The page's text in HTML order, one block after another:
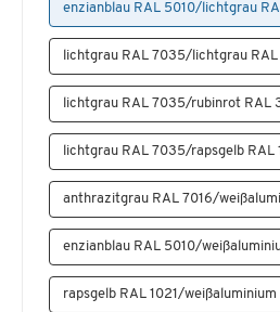
enzianblau RAL 5010/lichtgrau
lichtgrau RAL 7035/lichtgrau
lichtgrau RAL 7035/rubinrot RAL
lichtgrau RAL 7035/rapsgelb RAL
anthrazitgrau RAL 7016/
enzianblau RAL 5010/
rapsgelb RAL 1021/